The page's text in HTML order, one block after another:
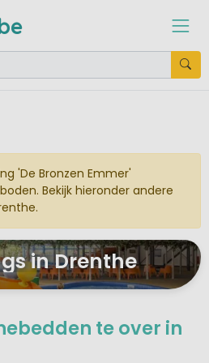
'De Bronzen Emmer'
Bekijk hieronder andere
in Drenthe
te over in